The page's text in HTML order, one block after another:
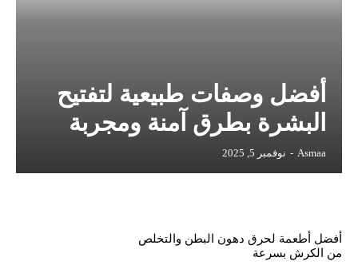
أفضل وصفات طبيعية لتفتيح
البشرة بطرق آمنة ومجربة
Asmaa
- نوفمبر 5, 2025
أفضل أطعمة لحرق دهون البطن والتخلص
من الكرش بسرعة